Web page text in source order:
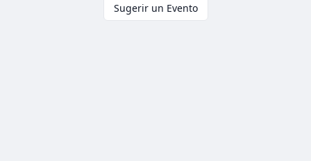
Sugerir un Evento